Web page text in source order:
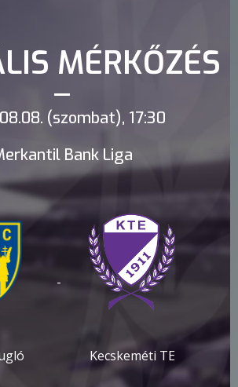
MÉRKŐZÉS
(szombat), 17:30
Bank Liga
-
Kecskeméti TE